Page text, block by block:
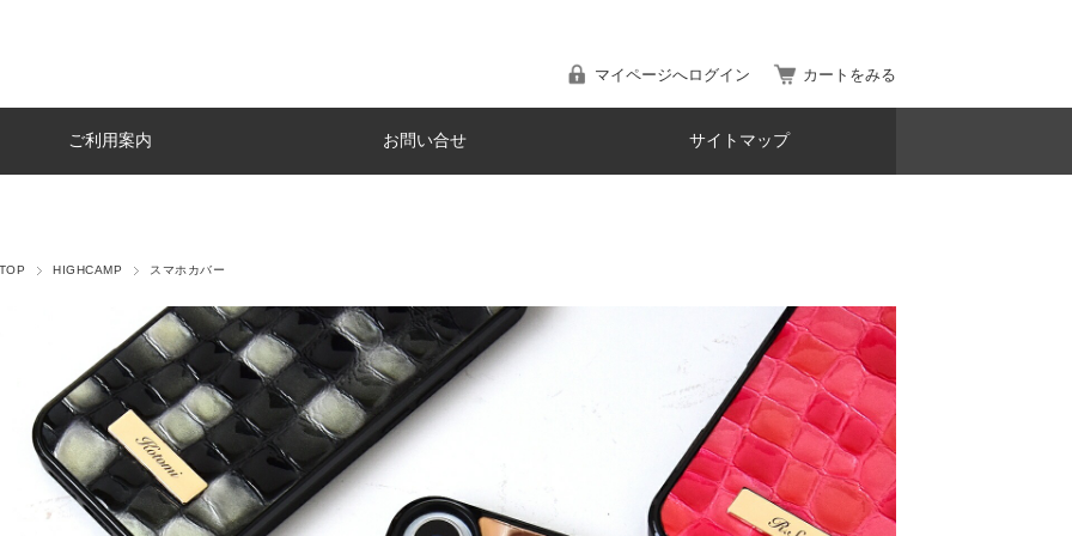
マイページへログイン カートをみる
ご利用案内 お問い合せ サイトマップ
TOP HIGHCAMP スマホカバー